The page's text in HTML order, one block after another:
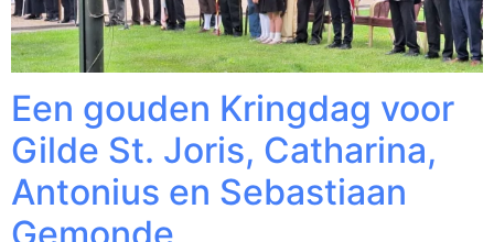
Een gouden Kringdag voor
Gilde St. Joris, Catharina,
Antonius en Sebastiaan
Gemonde